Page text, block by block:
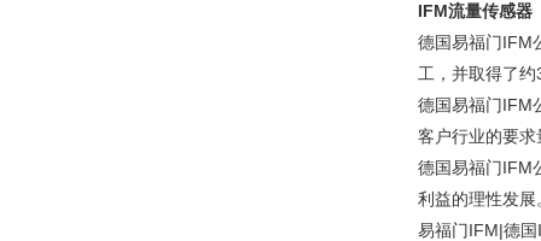
IFM流量传感器
德国易福门IFM
工，并取得了
德国易福门IFM
客户行业的要
德国易福门IFM
利益的理性发
易福门IFM|德